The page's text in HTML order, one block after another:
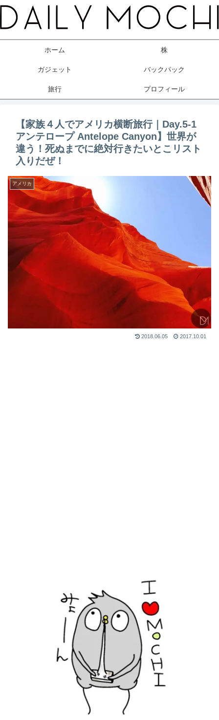
ホーム 株
ガジェット バックパック
旅行 プロフィール
【家族４人でアメリカ横断旅行｜Day.5-1
アンテロープ Antelope Canyon】世界が
違う！死ぬまでに絶対行きたいとこリスト
入りだぜ！
アメリカ
2018.06.05 2017.10.01